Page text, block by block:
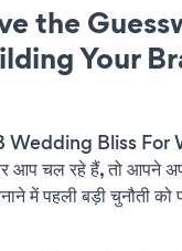
the
Your
Wedding Bliss For
आप चल रहे हैं, तो आपने
में पहली बड़ी चुनौती को